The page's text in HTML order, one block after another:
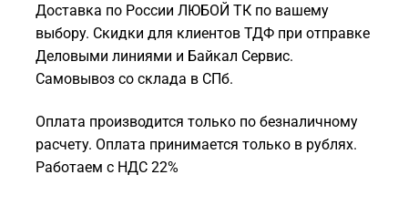
Доставка по России ЛЮБОЙ ТК по вашему
выбору. Скидки для клиентов ТДФ при отправке
Деловыми линиями и Байкал Сервис.
Самовывоз со склада в СПб.
Оплата производится только по безналичному
расчету. Оплата принимается только в рублях.
Работаем с НДС 22%